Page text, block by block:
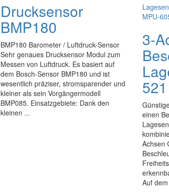
Drucksensor
BMP180
BMP180 Barometer / Luftdruck-Sensor
Sehr genaues Drucksensor Modul zum
Messen von Luftdruck. Es basiert auf
dem Bosch-Sensor BMP180 und ist
wesentlich präziser, stromsparender und
kleiner als sein Vorgängermodell
BMP085. Einsatzgebiete: Dank den
kleinen ...
3-
einen
Achsen
Auf